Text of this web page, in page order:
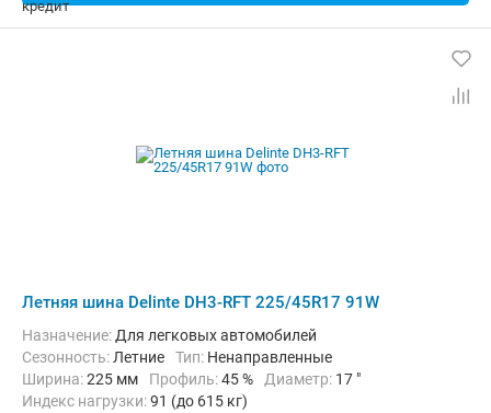
Летняя шина Delinte DH3-RFT 225/45R17 91W
Назначение: Для легковых автомобилей
Сезонность: Летние Тип: Ненаправленные
Ширина:225 мм Профиль:45 % Диаметр: 17 "
Индекс нагрузки:91 (до 615 кг)